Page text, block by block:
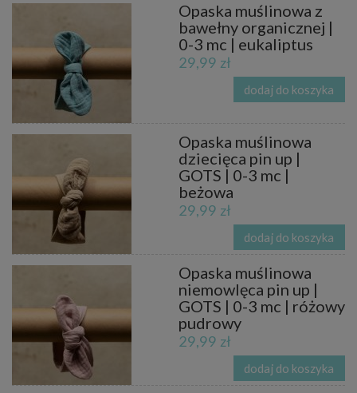
Opaska muślinowa z
bawełny organicznej |
0-3 mc | eukaliptus
29,99 zł
dodaj do koszyka
Opaska muślinowa
dziecięca pin up |
GOTS | 0-3 mc |
beżowa
29,99 zł
dodaj do koszyka
Opaska muślinowa
niemowlęca pin up |
GOTS | 0-3 mc | różowy
pudrowy
29,99 zł
dodaj do koszyka